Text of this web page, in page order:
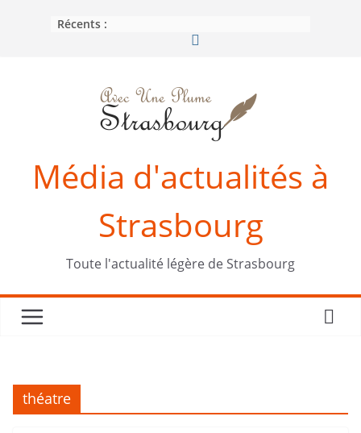
Récents :
Média d'actualités à
Strasbourg
Toute l'actualité légère de Strasbourg
théatre